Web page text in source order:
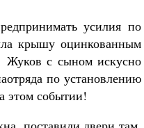
усилия по
крышу оцинкованным
Жуков с сыном искусно
по установлению
этом событии!